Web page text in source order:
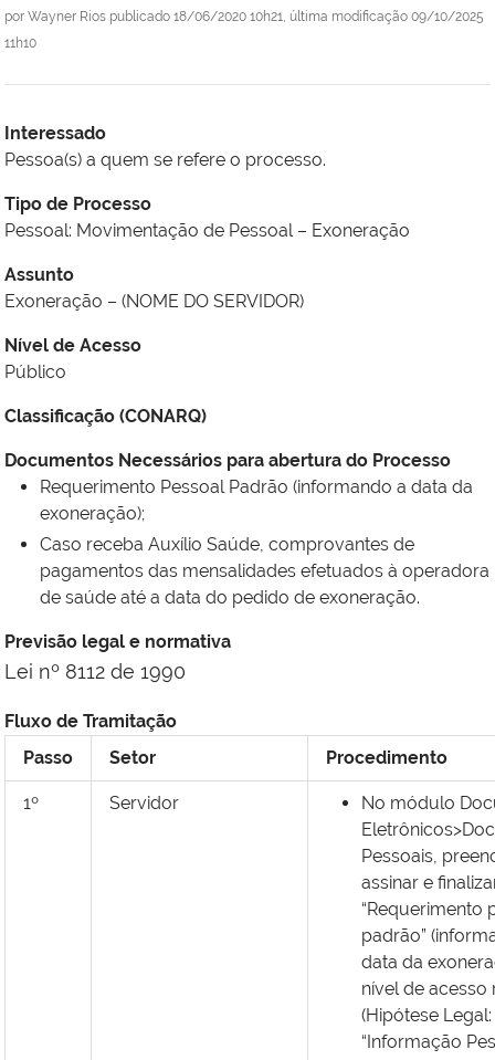
por Wayner Rios publicado 18/06/2020 10h21, última modificação 09/10/2025
11h10
Interessado
Pessoa(s) a quem se refere o processo.
Tipo de Processo
Pessoal: Movimentação de Pessoal – Exoneração
Assunto
Exoneração – (NOME DO SERVIDOR)
Nível de Acesso
Público
Classificação (CONARQ)
Documentos Necessários para abertura do Processo
Requerimento Pessoal Padrão (informando a data da
exoneração);
Caso receba Auxílio Saúde, comprovantes de
pagamentos das mensalidades efetuados à operadora
de saúde até a data do pedido de exoneração.
Previsão legal e normativa
Lei nº 8112 de 1990
Fluxo de Tramitação
Passo
Setor Procedimento
1º Servidor
No módulo
Pessoais,
assinar e
“Requerimento
padrão”
data da
nível de acesso
(Hipótese Legal:
“Informação